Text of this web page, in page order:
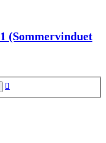
(Sommervinduet